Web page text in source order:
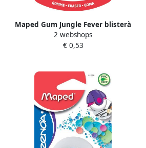
Maped Gum Jungle Fever blisterà
1 stuk
2 webshops
€ 0,53